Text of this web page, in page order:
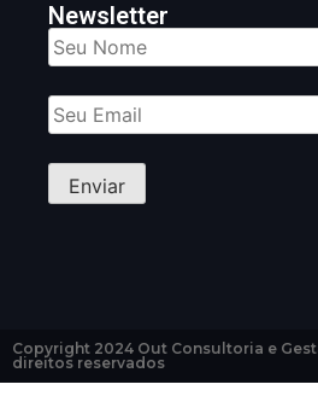
Newsletter
Copyright 2024 Out Consultoria e
direitos reservados